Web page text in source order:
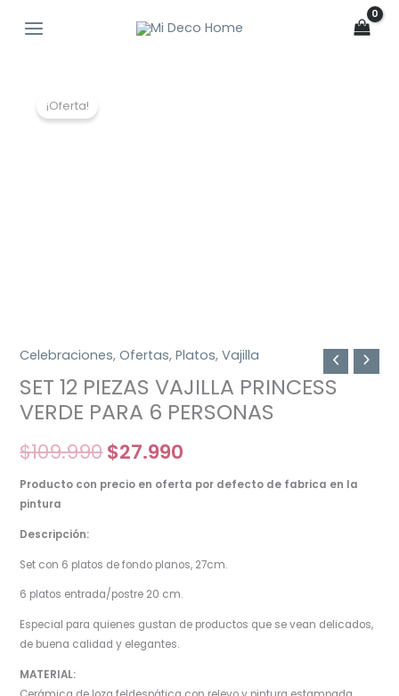
¡Oferta!
Celebraciones,Ofertas,Platos,Vajilla
SET 12 PIEZAS VAJILLA PRINCESS
VERDE PARA 6 PERSONAS
$109.990$27.990
Producto con precio en oferta por defecto de fabrica en la
pintura
Descripción:
Set con 6 platos de fondo planos, 27cm.
6 platos entrada/postre 20 cm.
Especial para quienes gustan de productos que se vean delicados,
de buena calidad y elegantes.
MATERIAL: